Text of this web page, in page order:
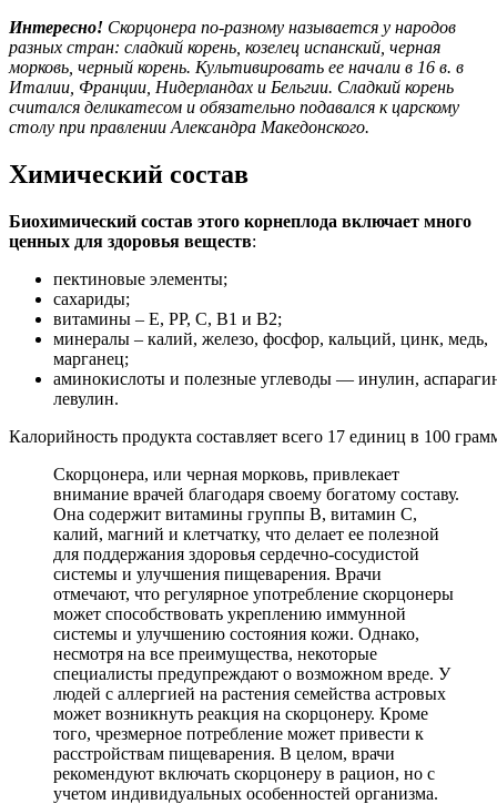
Интересно! Скорцонера по-разному называется у народов
разных стран: сладкий корень, козелец испанский, черная
морковь, черный корень. Культивировать ее начали в 16 в. в
Италии, Франции, Нидерландах и Бельгии. Сладкий корень
считался деликатесом и обязательно подавался к царскому
столу при правлении Александра Македонского.
Химический состав
Биохимический состав этого корнеплода включает много
ценных для здоровья веществ:
пектиновые элементы;
сахариды;
витамины – Е, РР, С, B1 и B2;
минералы – калий, железо, фосфор, кальций, цинк, медь,
марганец;
аминокислоты и полезные углеводы — инулин,
левулин.
Калорийность продукта составляет всего 17 единиц в 100
Скорцонера, или черная морковь, привлекает
внимание врачей благодаря своему богатому составу.
Она содержит витамины группы B, витамин C,
калий, магний и клетчатку, что делает ее полезной
для поддержания здоровья сердечно-сосудистой
системы и улучшения пищеварения. Врачи
отмечают, что регулярное употребление скорцонеры
может способствовать укреплению иммунной
системы и улучшению состояния кожи. Однако,
несмотря на все преимущества, некоторые
специалисты предупреждают о возможном вреде. У
людей с аллергией на растения семейства астровых
может возникнуть реакция на скорцонеру. Кроме
того, чрезмерное потребление может привести к
расстройствам пищеварения. В целом, врачи
рекомендуют включать скорцонеру в рацион, но с
учетом индивидуальных особенностей организма.